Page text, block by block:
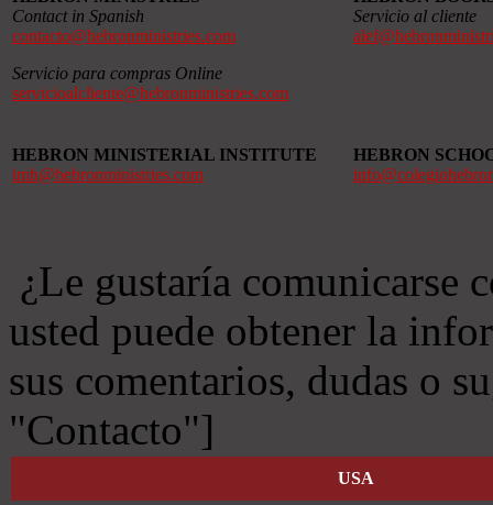
Contact in Spanish
contacto@hebronministries.com
Servicio para compras Online
servicioalcliente@hebronministries.com
Servicio al cliente
HEBRON MINISTERIAL INSTITUTE
imh@hebronministries.com
HEBRON
¿Le gustaría comunicarse
usted puede obtener la
sus comentarios, dudas o
"Contacto"]
USA